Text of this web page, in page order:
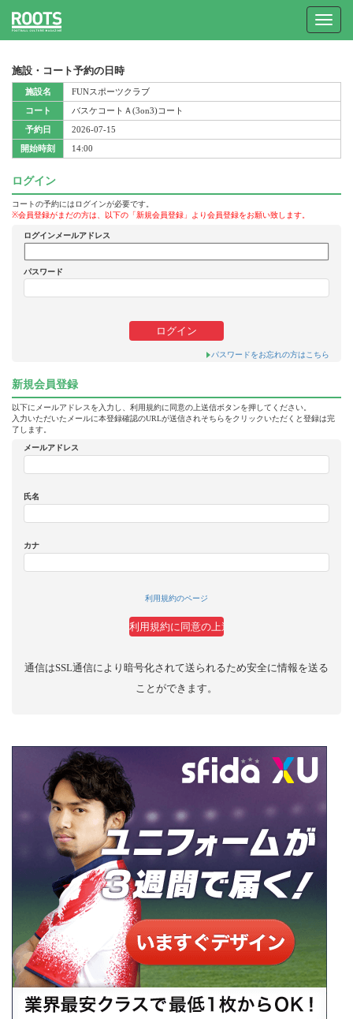
Toggle
施設・コート予約の日時
施設名
コート
予約日
開始時刻
FUNスポーツクラブ
バスケコートＡ(3on3)コート
2026-07-15
14:00
ログイン
コートの予約にはログインが必要です。
※会員登録がまだの方は、以下の「新規会員登録」より会員登録をお願い致します。
ログインメールアドレス
パスワード
パスワードをお忘れの方はこちら
新規会員登録
以下にメールアドレスを入力し、利用規約に同意の上送信ボタンを押してください。
入力いただいたメールに本登録確認のURLが送信されそちらをクリックいただくと登録は完
了します。
メールアドレス
氏名
カナ
利用規約のページ
通信はSSL通信により暗号化されて送られるため安全に情報を送る
ことができます。